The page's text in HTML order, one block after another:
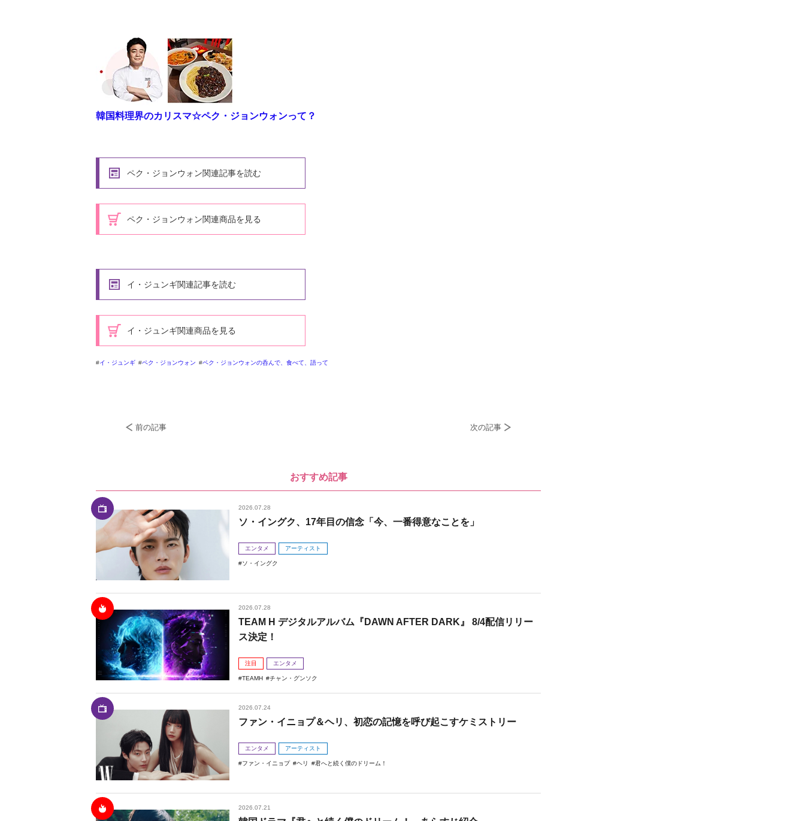
韓国料理界のカリスマ☆ペク・ジョンウォンって？
ペク・ジョンウォン関連記事を読む
ペク・ジョンウォン関連商品を見る
イ・ジュンギ関連記事を読む
イ・ジュンギ関連商品を見る
イ・ジュンギ ペク・ジョンウォン ペク・ジョンウォンの呑んで、食べて、語って
前の記事 次の記事
おすすめ記事
2026.07.28
ソ・イングク、17年目の信念「今、一番得意なことを」
エンタメ アーティスト
ソ・イングク
2026.07.28
TEAM H デジタルアルバム『DAWN AFTER DARK』 8/4配信リリー
ス決定！
注目 エンタメ
TEAMH チャン・グンソク
2026.07.24
ファン・イニョプ＆ヘリ、初恋の記憶を呼び起こすケミストリー
エンタメ アーティスト
ファン・イニョプ ヘリ 君へと続く僕のドリーム！
2026.07.21